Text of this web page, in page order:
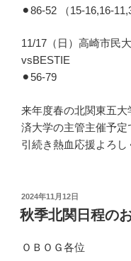
⚫︎86-52 （15-16,16-
11/17（日）高崎市民
vsBESTIE
⚫︎56-79
来年度春の北関東五
済大学の主管主催予定
引続き熱血応援よろし
投
稿
日:
2024年11月12日
秋季北関日程の
ＯＢＯＧ各位